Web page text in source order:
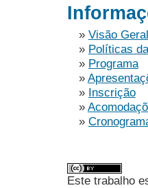
» Visão Geral
» Políticas
» Programa
»
» Inscrição
»
»
Este trabalho